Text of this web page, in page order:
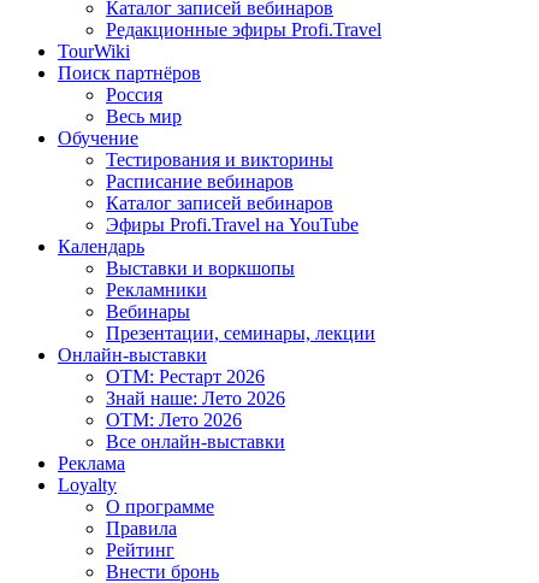
Каталог записей вебинаров
Редакционные эфиры Profi.Travel
TourWiki
Поиск партнёров
Россия
Весь мир
Обучение
Тестирования и викторины
Расписание вебинаров
Каталог записей вебинаров
Эфиры Profi.Travel на YouTube
Календарь
Выставки и воркшопы
Рекламники
Вебинары
Презентации, семинары, лекции
Онлайн-выставки
OTM: Рестарт 2026
Знай наше: Лето 2026
OTM: Лето 2026
Все онлайн-выставки
Реклама
Loyalty
О программе
Правила
Рейтинг
Внести бронь